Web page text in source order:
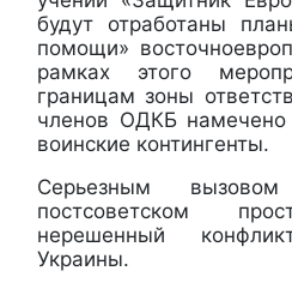
будут отработаны
помощи»
рамках этого
границам зоны
членов ОДКБ намечено
воинские контингенты.
Серьезным
постсоветском
нерешенный
Украины.